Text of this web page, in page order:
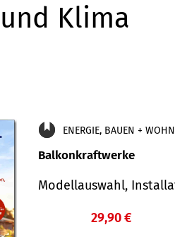
Klima
ENERGIE, BAUEN +
Balkonkraftwerke
Modellauswahl,
29,90 €